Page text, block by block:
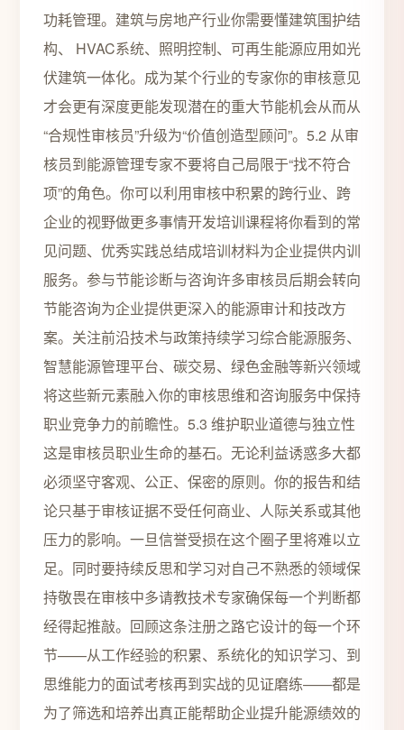
功耗管理。建筑与房地产行业你需要懂建筑围护结
构、 HVAC系统、照明控制、可再生能源应用如光
伏建筑一体化。成为某个行业的专家你的审核意见
才会更有深度更能发现潜在的重大节能机会从而从
“合规性审核员”升级为“价值创造型顾问”。5.2 从审
核员到能源管理专家不要将自己局限于“找不符合
项”的角色。你可以利用审核中积累的跨行业、跨
企业的视野做更多事情开发培训课程将你看到的常
见问题、优秀实践总结成培训材料为企业提供内训
服务。参与节能诊断与咨询许多审核员后期会转向
节能咨询为企业提供更深入的能源审计和技改方
案。关注前沿技术与政策持续学习综合能源服务、
智慧能源管理平台、碳交易、绿色金融等新兴领域
将这些新元素融入你的审核思维和咨询服务中保持
职业竞争力的前瞻性。5.3 维护职业道德与独立性
这是审核员职业生命的基石。无论利益诱惑多大都
必须坚守客观、公正、保密的原则。你的报告和结
论只基于审核证据不受任何商业、人际关系或其他
压力的影响。一旦信誉受损在这个圈子里将难以立
足。同时要持续反思和学习对自己不熟悉的领域保
持敬畏在审核中多请教技术专家确保每一个判断都
经得起推敲。回顾这条注册之路它设计的每一个环
节——从工作经验的积累、系统化的知识学习、到
思维能力的面试考核再到实战的见证磨练——都是
为了筛选和培养出真正能帮助企业提升能源绩效的